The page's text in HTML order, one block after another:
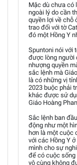
Mặc dù chưa có
ngoài lý do cần
quyền lợi về chỗ
trao đổi với tờ
đó một Hồng Y
Spuntoni nói với
được lòng người
nhượng quyền
sắc lệnh mà
là có những vị
2023 buộc phải
khác được sử
Giáo Hoàng
Sắc lệnh ban
động như một
hơn là một cuộc
với các Hồng Y
mình cho sự
để có cuộc
vô cùng không